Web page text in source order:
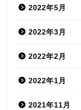
2022年5月
2022年3月
2022年2月
2022年1月
2021年11月